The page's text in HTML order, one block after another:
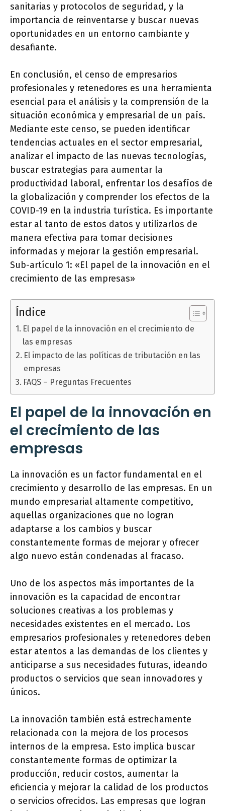
sanitarias y protocolos de seguridad, y la
importancia de reinventarse y buscar nuevas
oportunidades en un entorno cambiante y
desafiante.
En conclusión, el censo de empresarios
profesionales y retenedores es una herramienta
esencial para el análisis y la comprensión de la
situación económica y empresarial de un país.
Mediante este censo, se pueden identificar
tendencias actuales en el sector empresarial,
analizar el impacto de las nuevas tecnologías,
buscar estrategias para aumentar la
productividad laboral, enfrentar los desafíos de
la globalización y comprender los efectos de la
COVID-19 en la industria turística. Es importante
estar al tanto de estos datos y utilizarlos de
manera efectiva para tomar decisiones
informadas y mejorar la gestión empresarial.
Sub-artículo 1: «El papel de la innovación en el
crecimiento de las empresas»
Índice
El papel de la innovación en el crecimiento de
las empresas
El impacto de las políticas de tributación en las
empresas
FAQS – Preguntas Frecuentes
El papel de la innovación en
el crecimiento de las
empresas
La innovación es un factor fundamental en el
crecimiento y desarrollo de las empresas. En un
mundo empresarial altamente competitivo,
aquellas organizaciones que no logran
adaptarse a los cambios y buscar
constantemente formas de mejorar y ofrecer
algo nuevo están condenadas al fracaso.
Uno de los aspectos más importantes de la
innovación es la capacidad de encontrar
soluciones creativas a los problemas y
necesidades existentes en el mercado. Los
empresarios profesionales y retenedores deben
estar atentos a las demandas de los clientes y
anticiparse a sus necesidades futuras, ideando
productos o servicios que sean innovadores y
únicos.
La innovación también está estrechamente
relacionada con la mejora de los procesos
internos de la empresa. Esto implica buscar
constantemente formas de optimizar la
producción, reducir costos, aumentar la
eficiencia y mejorar la calidad de los productos
o servicios ofrecidos. Las empresas que logran